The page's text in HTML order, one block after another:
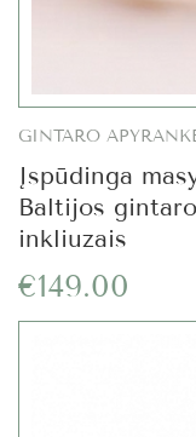
GINTARO
Įspūdinga
Baltijos
inkliuzais
€149.00